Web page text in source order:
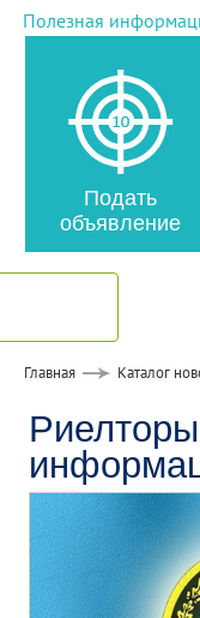
Полезная
Подать
объявление
Главная Каталог